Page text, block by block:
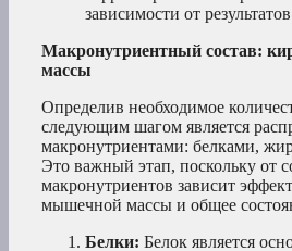
зависимости от
Макронутриентный состав:
массы
Определив необходимое
следующим шагом является
макронутриентами: белками,
Это важный этап, поскольку от
макронутриентов зависит
мышечной массы и общее
Белки: Белок является